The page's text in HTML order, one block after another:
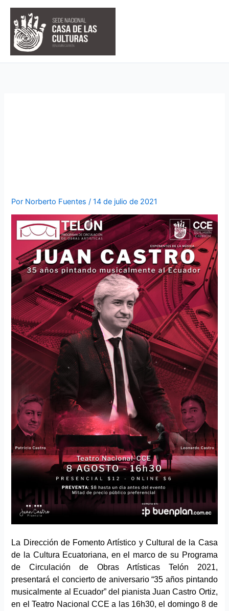
contenido
Por Norberto Fuentes /14 de julio de 2021
La Dirección de Fomento Artístico y Cultural de la Casa
de la Cultura Ecuatoriana, en el marco de su Programa
de Circulación de Obras Artísticas Telón 2021,
presentará el concierto de aniversario “35 años pintando
musicalmente al Ecuador” del pianista Juan Castro Ortiz,
en el Teatro Nacional CCE a las 16h30, el domingo 8 de